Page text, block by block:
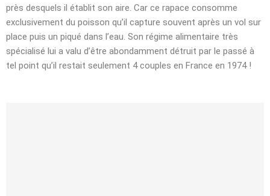
près desquels il établit son aire. Car ce rapace consomme
exclusivement du poisson qu’il capture souvent après un vol sur
place puis un piqué dans l’eau. Son régime alimentaire très
spécialisé lui a valu d’être abondamment détruit par le passé à
tel point qu’il restait seulement 4 couples en France en 1974 !